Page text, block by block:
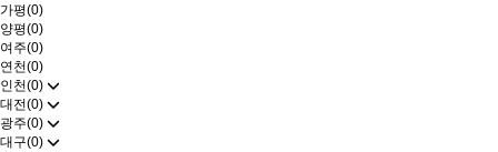
가평(0)
양평(0)
여주(0)
연천(0)
인천(0)
대전(0)
광주(0)
대구(0)